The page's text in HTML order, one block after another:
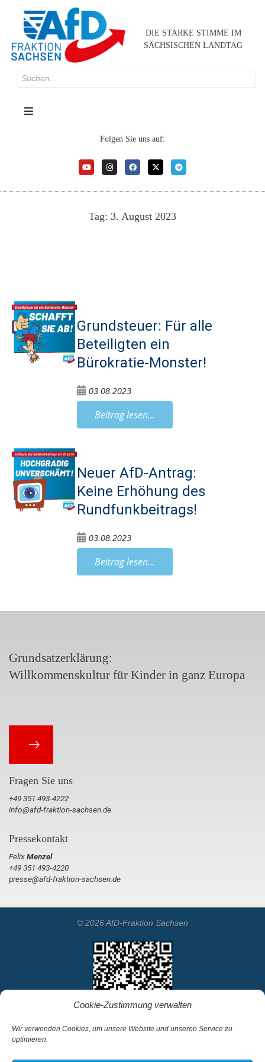
Cookie-Zustimmung verwalten
Wir verwenden Cookies, um unsere Website und unseren Service zu
optimieren.
DIE STARKE STIMME IM
SÄCHSISCHEN LANDTAG
Folgen Sie uns auf:
Tag: 3. August 2023
Grundsteuer: Für alle
Beteiligten ein
Bürokratie-Monster!
03.08.2023
Beitrag lesen...
Neuer AfD-Antrag:
Keine Erhöhung des
Rundfunkbeitrags!
03.08.2023
Beitrag lesen...
Grundsatzerklärung:
Willkommenskultur für Kinder in ganz Europa
Fragen Sie uns
+49 351 493-4222
info@afd-fraktion-sachsen.de
Pressekontakt
FelixMenzel
+49 351 493-4220
presse@afd-fraktion-sachsen.de
© 2026 AfD-Fraktion Sachsen
Startseite Kontakt